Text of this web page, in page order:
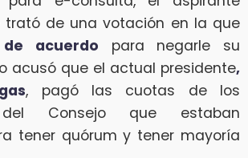
trató de una votación en la que
acuerdo para negarle su
acusó que el actual presidente,
, pagó las cuotas de los
del Consejo que estaban
tener quórum y tener mayoría